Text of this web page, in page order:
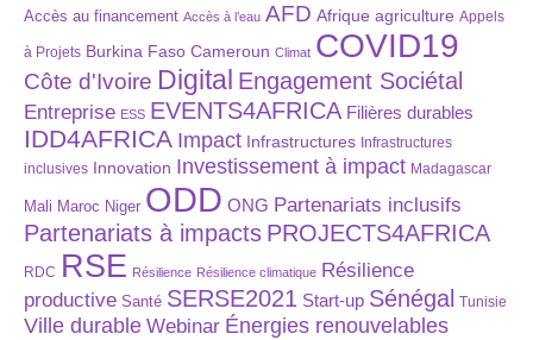
Accès au financement Accès à l’eau AFD Afrique agriculture Appels
à Projets Burkina Faso Cameroun Climat COVID19
Côte d'Ivoire Digital Engagement Sociétal
Entreprise ESS EVENTS4AFRICA Filières durables
IDD4AFRICA Impact Infrastructures Infrastructures
inclusives Innovation Investissement à impact Madagascar
Mali Maroc Niger ODD ONG Partenariats inclusifs
Partenariats à impacts PROJECTS4AFRICA
RDC RSE Résilience Résilience climatique Résilience
productive Santé SERSE2021 Start-up Sénégal Tunisie
Ville durable Webinar Énergies renouvelables